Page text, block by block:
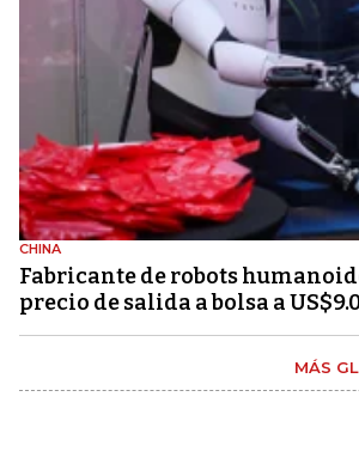
CHINA
Fabricante de robots
precio de salida a bolsa a
MÁS